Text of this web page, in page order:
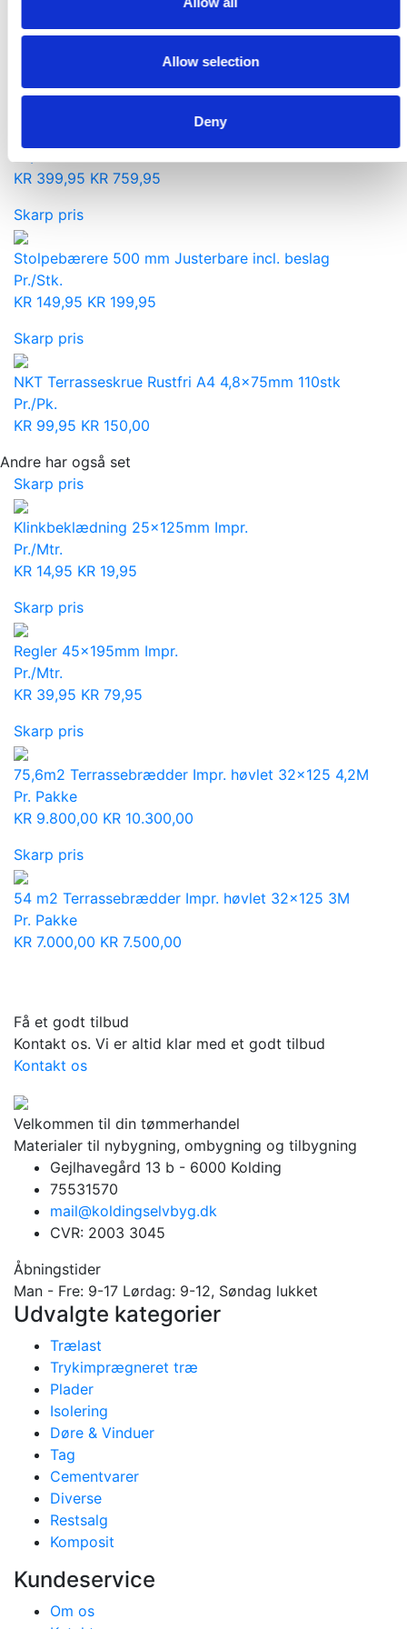
Allow selection
Deny
KR399,00 KR498,00
(PAKKE) 40 STK. PASLODE Bjælkesko Udvendig
KR 399,95 KR 759,95
Skarp pris
Stolpebærere 500 mm Justerbare incl. beslag
Pr./Stk.
KR 149,95 KR 199,95
Skarp pris
NKT Terrasseskrue Rustfri A4 4,8x75mm 110stk
Pr./Pk.
KR 99,95 KR 150,00
Andre har også set
Skarp pris
Klinkbeklædning 25x125mm Impr.
Pr./Mtr.
KR 14,95 KR 19,95
Skarp pris
Regler 45x195mm Impr.
Pr./Mtr.
KR 39,95 KR 79,95
Skarp pris
75,6m2 Terrassebrædder Impr. høvlet 32x125 4,2M
Pr. Pakke
KR 9.800,00 KR 10.300,00
Skarp pris
54 m2 Terrassebrædder Impr. høvlet 32x125 3M
Pr. Pakke
KR 7.000,00 KR 7.500,00
Få et godt tilbud
Kontakt os. Vi er altid klar med et godt tilbud
Kontakt os
Velkommen til din tømmerhandel
Materialer til nybygning, ombygning og tilbygning
Gejlhavegård 13 b - 6000 Kolding
75531570
mail@koldingselvbyg.dk
CVR: 2003 3045
Åbningstider
Man - Fre: 9-17 Lørdag: 9-12, Søndag lukket
Udvalgte kategorier
Trælast
Trykimprægneret træ
Plader
Isolering
Døre & Vinduer
Tag
Cementvarer
Diverse
Restsalg
Komposit
Kundeservice
Om os